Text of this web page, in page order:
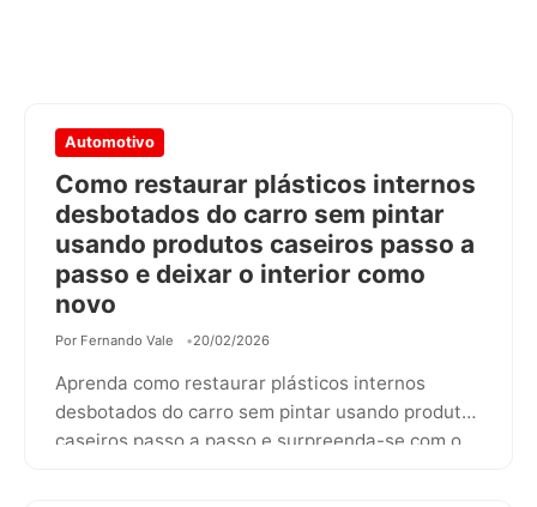
Automotivo
Como restaurar plásticos internos
desbotados do carro sem pintar
usando produtos caseiros passo a
passo e deixar o interior como
novo
Por Fernando Vale 20/02/2026
Aprenda como restaurar plásticos internos
desbotados do carro sem pintar usando produtos
caseiros passo a passo e surpreenda-se com o…